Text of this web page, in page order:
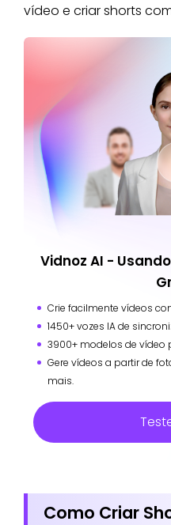
vídeo e criar shorts
Vidnoz AI -
Crie facilmente vídeos
1450+ vozes IA de
3900+ modelos de vídeo
Gere vídeos a partir de
mais.
Como Criar